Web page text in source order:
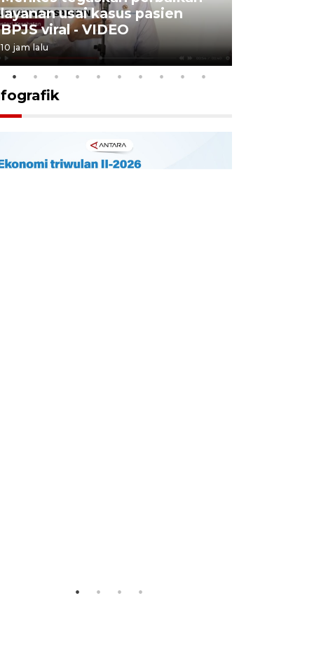
layanan usai kasus pasien
BPJS viral - VIDEO
10 jam lalu